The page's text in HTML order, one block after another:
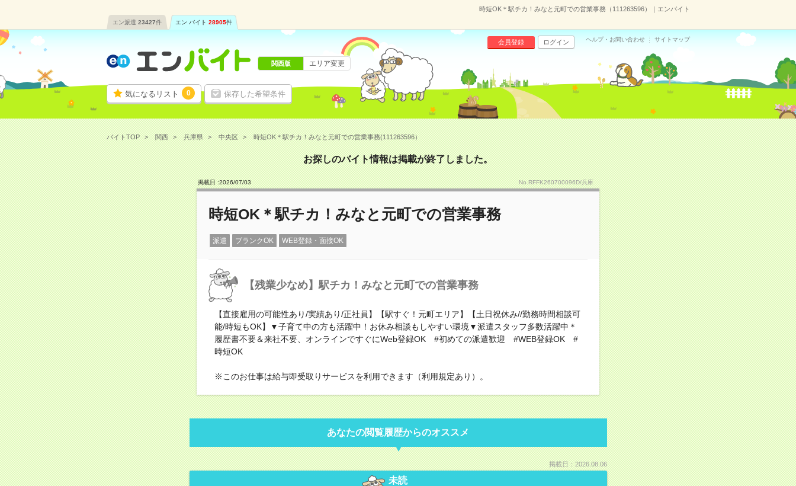
時短OK＊駅チカ！みなと元町での営業事務（111263596）｜エンバイト
エン派遣 23427件 エン バイト 28905件
気になるリスト 0 保存した希望条件
会員登録 ログイン ヘルプ・お問い合わせ サイトマップ
関西版 エリア変更
バイトTOP 関西 兵庫県 中央区 時短OK＊駅チカ！みなと元町での営業事務(111263596）
お探しのバイト情報は掲載が終了しました。
掲載日 :2026/07/03 No.RFFK260700096D/兵庫
時短OK＊駅チカ！みなと元町での営業事務
派遣 ブランクOK WEB登録・面接OK
【残業少なめ】駅チカ！みなと元町での営業事務
【直接雇用の可能性あり/実績あり/正社員】【駅すぐ！元町エリア】【土日祝休み//勤務時間相談可
能/時短もOK】▼子育て中の方も活躍中！お休み相談もしやすい環境▼派遣スタッフ多数活躍中＊
履歴書不要＆来社不要、オンラインですぐにWeb登録OK #初めての派遣歓迎 #WEB登録OK #
時短OK
※このお仕事は給与即受取りサービスを利用できます（利用規定あり）。
あなたの閲覧履歴からのオススメ
掲載日：2026.08.06
未読